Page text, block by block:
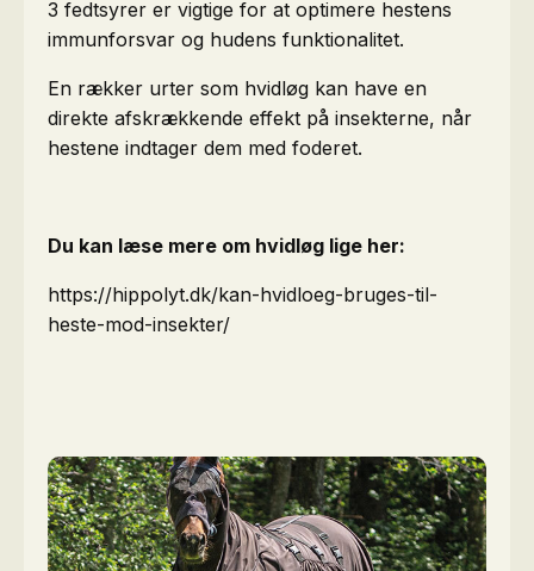
3 fedtsyrer er vigtige for at optimere hestens
immunforsvar og hudens funktionalitet.
En rækker urter som hvidløg kan have en
direkte afskrækkende effekt på insekterne, når
hestene indtager dem med foderet.
Du kan læse mere om hvidløg lige her:
https://hippolyt.dk/kan-hvidloeg-bruges-til-
heste-mod-insekter/